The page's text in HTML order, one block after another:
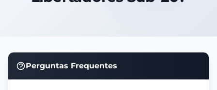
Perguntas Frequentes